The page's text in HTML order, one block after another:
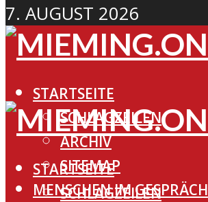
7. AUGUST 2026
STARTSEITE
SCHLAGZEILEN
ARCHIV
SITEMAP
MENSCHEN IM GESPRÄCH
STARTSEITE
SCHLAGZEILEN